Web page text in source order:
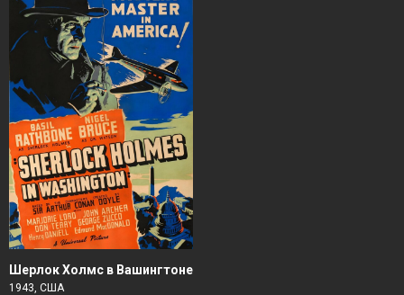
Шерлок Холмс в Вашингтоне
1943, США